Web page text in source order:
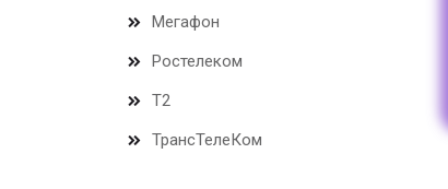
Мегафон
Ростелеком
Т2
ТрансТелеКом